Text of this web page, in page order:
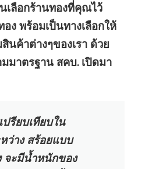
เลือกร้านทองที่คุณไว้
ง พร้อมเป็นทางเลือกให้
นค้าต่างๆของเรา ด้วย
มาตรฐาน สคบ. เปิดมา
ปรียบเทียบใน
ว่าง สร้อยแบบ
จะมีน้ำหนักของ